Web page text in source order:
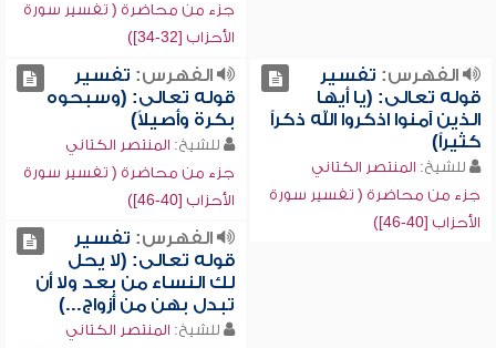
جزء من محاضرة ( تفسير سورة
الأحزاب [32-34])
الفهرس: تفسير
قوله تعالى: (يا أيها
الذين آمنوا اذكروا الله ذكراً
كثيراً)
للشيخ: المنتصر الكتاني
جزء من محاضرة ( تفسير سورة
الأحزاب [40-46])
الفهرس: تفسير
قوله تعالى: (وسبحوه
بكرة وأصيلاً)
للشيخ: المنتصر الكتاني
جزء من محاضرة ( تفسير سورة
الأحزاب [40-46])
الفهرس: تفسير
قوله تعالى: (لا يحل
لك النساء من بعد ولا أن
تبدل بهن من أزواج...)
للشيخ: المنتصر الكتاني